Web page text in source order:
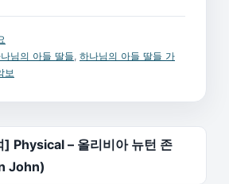
님의 아들 딸들, 하나님의 아들 딸들 가
보
Physical – 올리비아 뉴턴 존
John)